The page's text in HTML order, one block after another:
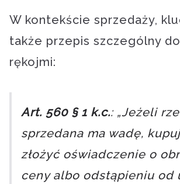
W kontekście sprzedaży,
także przepis szczególny
rękojmi:
Art. 560 § 1 k.c.: „Jeżeli
sprzedana ma wadę,
złożyć oświadczenie o
ceny albo odstąpieniu od